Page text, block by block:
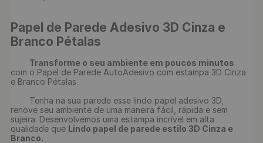
Papel de Parede Adesivo 3D Cinza e
Branco Pétalas
Transforme o seu ambiente em poucos minutos
com o Papel de Parede AutoAdesivo com estampa 3D Cinza
e Branco Pétalas.
renove seu ambiente de uma maneira fácil, rápida e sem
sujeira. Desenvolvemos uma estampa incrível em alta
qualidade que Lindo papel de parede estilo 3D Cinza e
Branco.